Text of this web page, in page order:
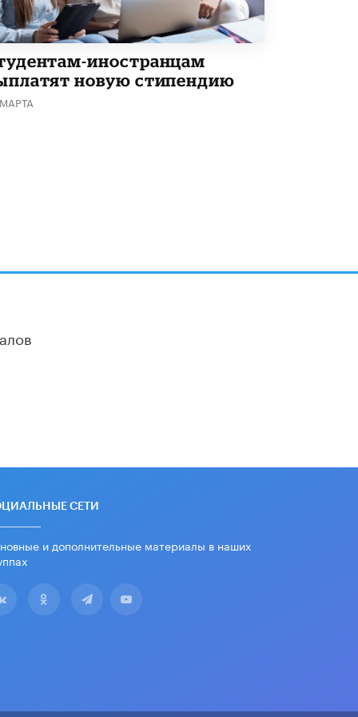
Кто будет оценивать поведение
школьников
29 МАЯ /ШКОЛЬНИКИ
иностранцам
новую стипендию
СЕТИ
и дополнительные материалы в наших